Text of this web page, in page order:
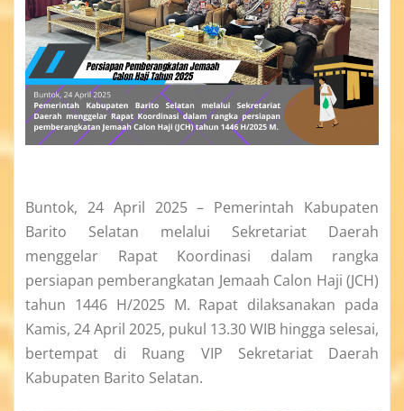
Buntok, 24 April 2025 – Pemerintah Kabupaten
Barito Selatan melalui Sekretariat Daerah
menggelar Rapat Koordinasi dalam rangka
persiapan pemberangkatan Jemaah Calon Haji (JCH)
tahun 1446 H/2025 M. Rapat dilaksanakan pada
Kamis, 24 April 2025, pukul 13.30 WIB hingga selesai,
bertempat di Ruang VIP Sekretariat Daerah
Kabupaten Barito Selatan.